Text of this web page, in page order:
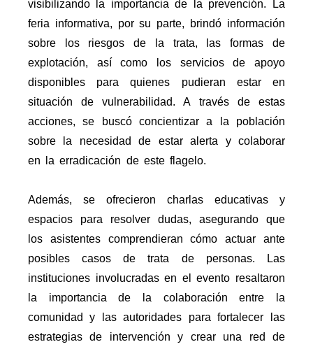
visibilizando la importancia de la prevención. La
feria informativa, por su parte, brindó información
sobre los riesgos de la trata, las formas de
explotación, así como los servicios de apoyo
disponibles para quienes pudieran estar en
situación de vulnerabilidad. A través de estas
acciones, se buscó concientizar a la población
sobre la necesidad de estar alerta y colaborar
en la erradicación de este flagelo.
Además, se ofrecieron charlas educativas y
espacios para resolver dudas, asegurando que
los asistentes comprendieran cómo actuar ante
posibles casos de trata de personas. Las
instituciones involucradas en el evento resaltaron
la importancia de la colaboración entre la
comunidad y las autoridades para fortalecer las
estrategias de intervención y crear una red de